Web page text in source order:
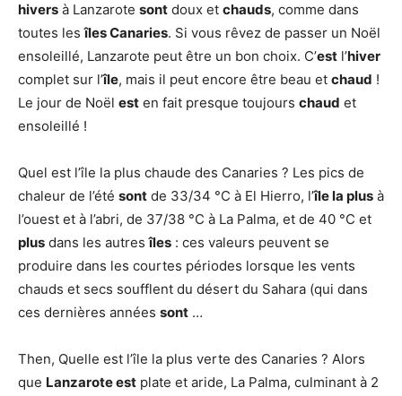
hivers à Lanzarote sont doux et chauds, comme dans
toutes lesîles Canaries. Si vous rêvez de passer un Noël
ensoleillé, Lanzarote peut être un bon choix. C’est l’hiver
complet sur l’île, mais il peut encore être beau et chaud !
Le jour de Noël est en fait presque toujours chaud et
ensoleillé !
Quel est l’île la plus chaude des Canaries ? Les pics de
chaleur de l’été sont de 33/34 °C à El Hierro, l’île la plus à
l’ouest et à l’abri, de 37/38 °C à La Palma, et de 40 °C et
plus dans les autresîles : ces valeurs peuvent se
produire dans les courtes périodes lorsque les vents
chauds et secs soufflent du désert du Sahara (qui dans
ces dernières années sont …
Then, Quelle est l’île la plus verte des Canaries ? Alors
que Lanzarote est plate et aride, La Palma, culminant à 2